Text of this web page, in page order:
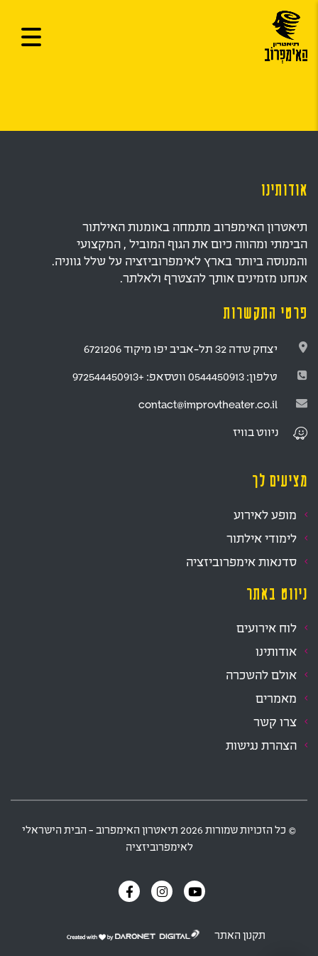
אודותינו
תיאטרון האימפרוב מתמחה באומנות האילתור
הבימתי ומהווה כיום את הגוף המוביל , המקצועי
והמנוסה ביותר בארץ לאימפרוביזציה על שלל גווניה.
אנחנו מזמינים אותך להצטרף ולאלתר.
פרטי התקשרות
יצחק שדה 32 תל-אביב יפו מיקוד 6721206
טלפון: 0544450913 ווטסאפ: +972544450913
contact@improvtheater.co.il
ניווטבוויז
מציעים לך
מופע לאירוע
לימודי אילתור
סדנאות אימפרוביזציה
ניווט באתר
לוח אירועים
אודותינו
אולם להשכרה
מאמרים
צרו קשר
הצהרת נגישות
‫© כל הזכויות שמורות 2026 תיאטרון האימפרוב - הבית הישראלי
לאימפרוביזציה
תקנון האתר
דרונט